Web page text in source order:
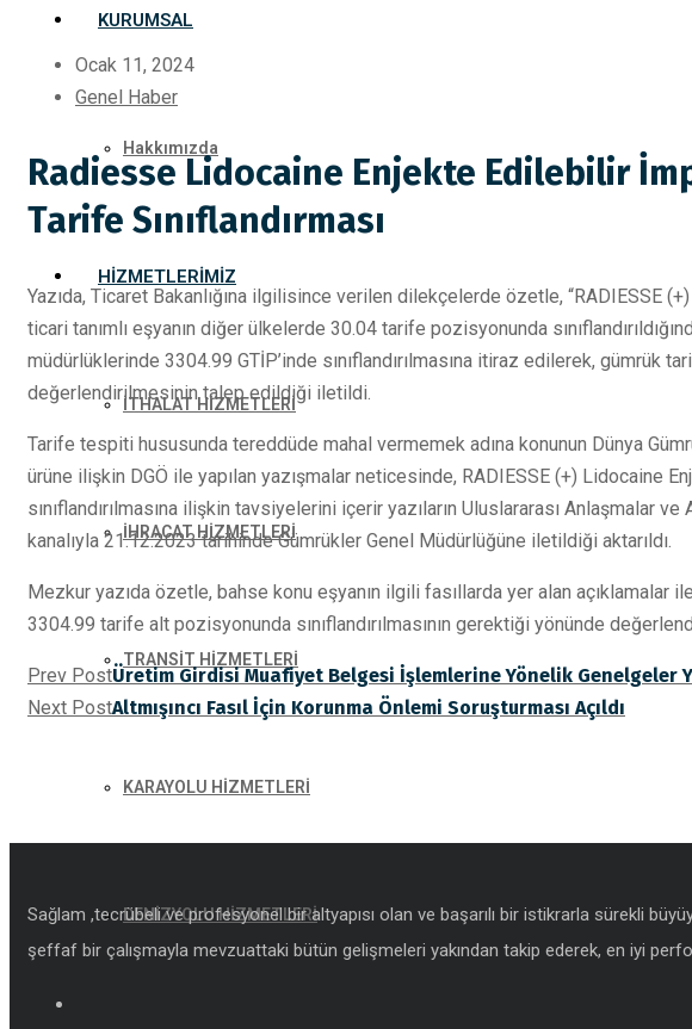
KURUMSAL
Hakkımızda
HIZMETLERIMIZ
İTHALAT HİZMETLERİ
İHRACAT HİZMETLERİ
TRANSİT HİZMETLERİ
KARAYOLU HİZMETLERİ
DENİZYOLU HİZMETLERİ
Ocak 11, 2024
Genel Haber
Radiesse Lidocaine Enjekte Edilebilir
Tarife Sınıflandırması
Yazıda, Ticaret Bakanlığına ilgilisince verilen dilekçelerde özetle, “RADIESSE
ticari tanımlı eşyanın diğer ülkelerde 30.04 tarife pozisyonunda
müdürlüklerinde 3304.99 GTİP’inde sınıflandırılmasına itiraz edilerek, gümrük
değerlendirilmesinin talep edildiği iletildi.
Tarife tespiti hususunda tereddüde mahal vermemek adına konunun Dünya
ürüne ilişkin DGÖ ile yapılan yazışmalar neticesinde, RADIESSE (+) Lidocaine
sınıflandırılmasına ilişkin tavsiyelerini içerir yazıların Uluslararası Anlaşmalar
kanalıyla 21.12.2023 tarihinde Gümrükler Genel Müdürlüğüne iletildiği aktarıldı.
Mezkur yazıda özetle, bahse konu eşyanın ilgili fasıllarda yer alan açıklamalar ile
3304.99 tarife alt pozisyonunda sınıflandırılmasının gerektiği yönünde
Prev PostÜretim Girdisi Muafiyet Belgesi İşlemlerine Yönelik Genelgeler
Next PostAltmışıncı Fasıl İçin Korunma Önlemi Soruşturması Açıldı
Sağlam ,tecrübeli ve profesyonel bir altyapısı olan ve başarılı bir istikrarla sürekli
şeffaf bir çalışmayla mevzuattaki bütün gelişmeleri yakından takip ederek, en iyi